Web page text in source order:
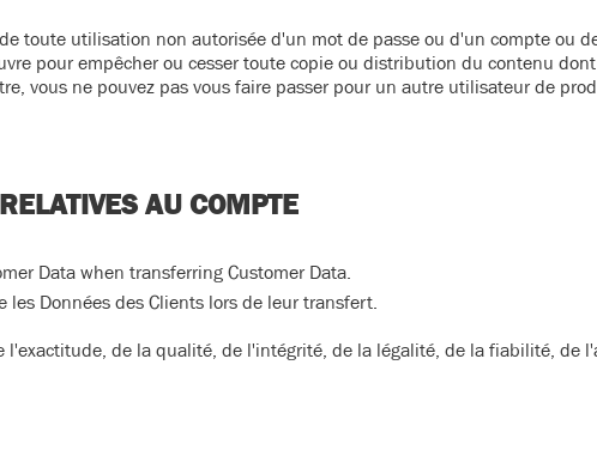
toute utilisation non autorisée d'un mot de passe ou d'un compte ou
pour empêcher ou cesser toute copie ou distribution du contenu
vous ne pouvez pas vous faire passer pour un autre utilisateur de
AU COMPTE
Data when transferring Customer Data.
les Données des Clients lors de leur transfert.
l'exactitude, de la qualité, de l'intégrité, de la légalité, de la fiabilité, de